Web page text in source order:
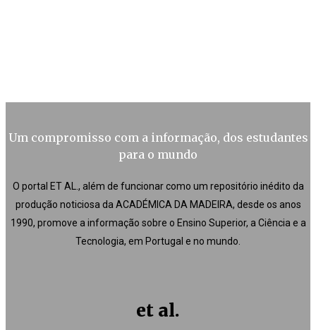
Um compromisso com a informação, dos estudantes
para o mundo
O portal ET AL., além de funcionar como um repositório inédito da
produção noticiosa da ACADÉMICA DA MADEIRA, desde os anos
1990, promove a informação sobre o Ensino Superior, a Ciência e a
Tecnologia, em Portugal e no mundo.
et al.